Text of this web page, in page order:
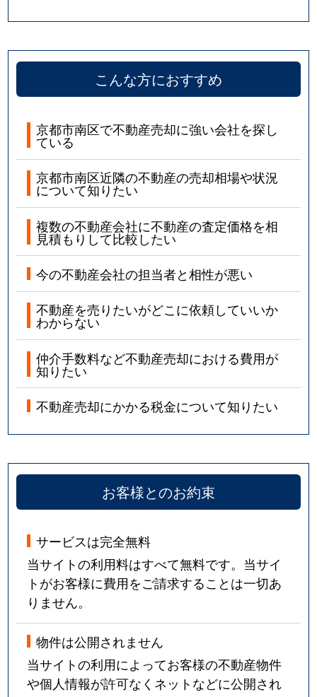
こんな方におすすめ
京都市南区で不動産売却に強い会社を探し
ている
京都市南区近隣の不動産の売却相場や状況
について知りたい
複数の不動産会社に不動産の査定価格を相
見積もりして比較したい
今の不動産会社の担当者と相性が悪い
不動産を売りたいがどこに依頼していいか
わからない
仲介手数料など不動産売却における費用が
知りたい
不動産売却にかかる税金について知りたい
お客様とのお約束
サービスは完全無料
当サイトの利用料はすべて無料です。当サイ
トがお客様に費用をご請求することは一切あ
りません。
物件は公開されません
当サイトの利用によってお客様の不動産物件
や個人情報が許可なくネットなどに公開され